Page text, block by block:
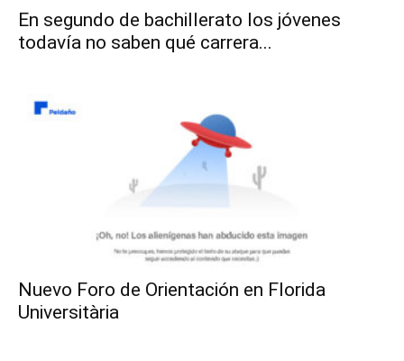
En segundo de bachillerato los jóvenes
todavía no saben qué carrera...
Nuevo Foro de Orientación en Florida
Universitària